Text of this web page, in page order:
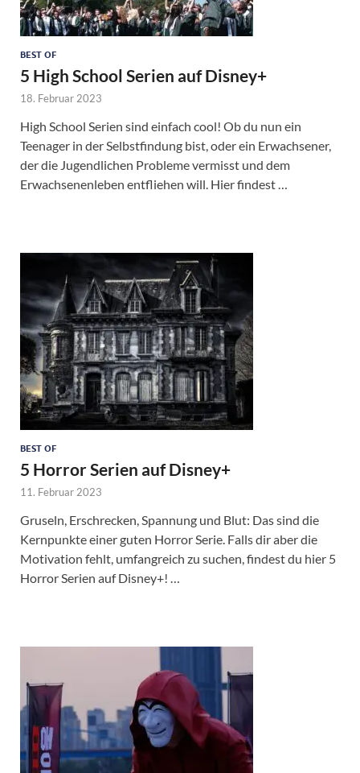
BEST OF
5 High School Serien auf Disney+
18. Februar 2023
High School Serien sind einfach cool! Ob du nun ein
Teenager in der Selbstfindung bist, oder ein Erwachsener,
der die Jugendlichen Probleme vermisst und dem
Erwachsenenleben entfliehen will. Hier findest …
BEST OF
5 Horror Serien auf Disney+
11. Februar 2023
Gruseln, Erschrecken, Spannung und Blut: Das sind die
Kernpunkte einer guten Horror Serie. Falls dir aber die
Motivation fehlt, umfangreich zu suchen, findest du hier 5
Horror Serien auf Disney+! …